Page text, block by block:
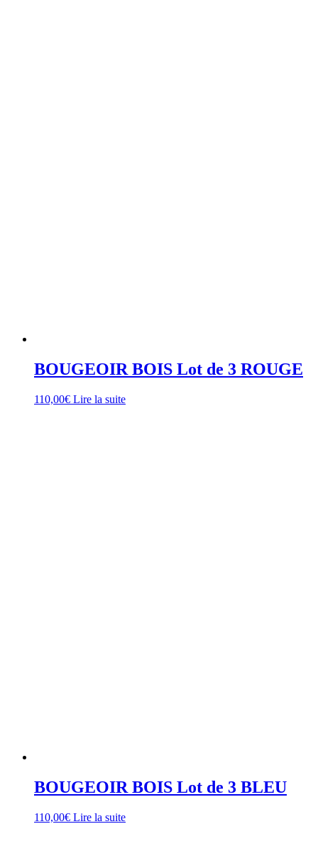
BOUGEOIR BOIS Lot de 3 ROUGE
110,00€ Lire la suite
BOUGEOIR BOIS Lot de 3 BLEU
110,00€ Lire la suite